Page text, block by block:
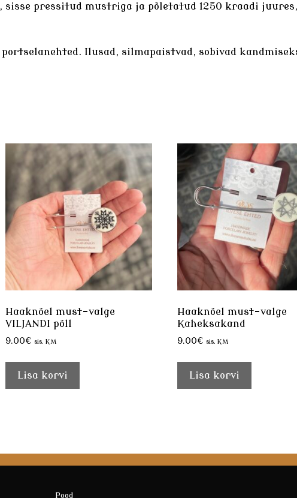
, sisse pressitud mustriga ja põletatud 1250 kraadi
portselanehted. Ilusad, silmapaistvad, sobivad
Haaknõel must-valge
VILJANDI põll
9.00€ sis. KM
Lisa korvi
Haaknõel must-valge
Kaheksakand
9.00€ sis. KM
Lisa korvi
Pood